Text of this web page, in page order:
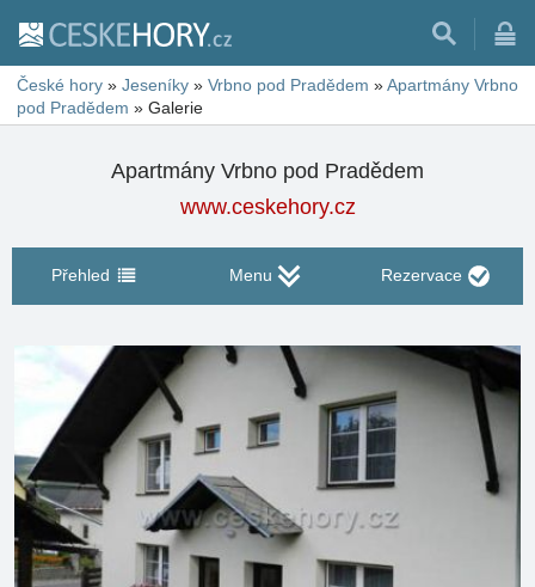
České hory » Jeseníky » Vrbno pod Pradědem »Apartmány Vrbno
pod Pradědem » Galerie
Apartmány Vrbno pod Pradědem
www.ceskehory.cz
Přehled Menu Rezervace